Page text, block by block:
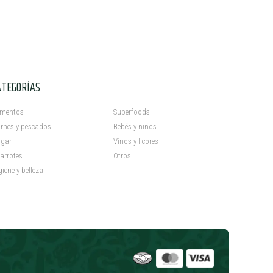
y pescados
y belleza
Superfoods
Bebés y niños
Vinos y licores
Otros